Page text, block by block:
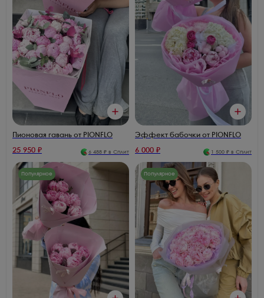
Пионовая гавань от PIONFLO
25 950 ₽ 6 488 ₽ в Сплит
Эффект бабочки от PIONFLO
6 000 ₽ 1 500 ₽ в Сплит
Популярное Популярное